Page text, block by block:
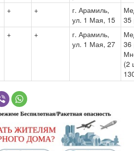
+ +
г. Арамиль,
ул. 1 Мая, 15
35
+ +
г. Арамиль,
ул. 1 Мая, 27
36
(2